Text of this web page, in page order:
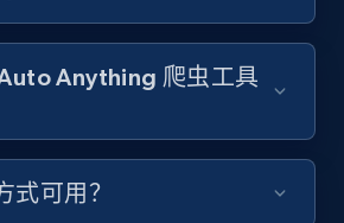
Views, and more.
注册使用
posts - Search videos by
Anything 爬虫工具
式可用？